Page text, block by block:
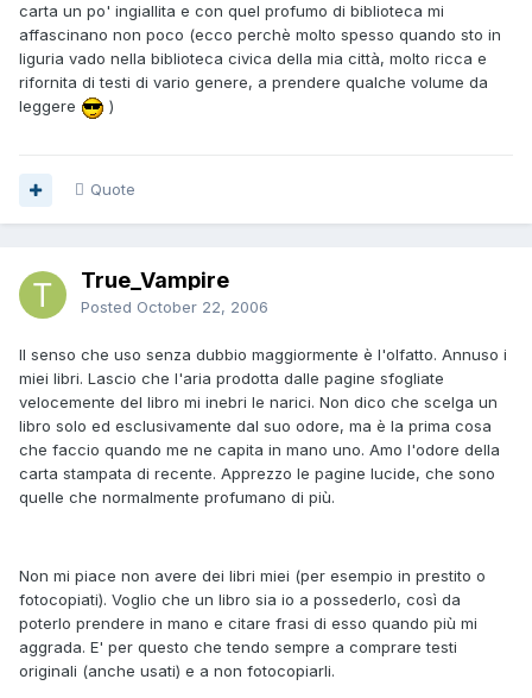
carta un po' ingiallita e con quel profumo di biblioteca mi
affascinano non poco (ecco perchè molto spesso quando sto in
liguria vado nella biblioteca civica della mia città, molto ricca e
rifornita di testi di vario genere, a prendere qualche volume da
leggere
)
Quote
True_Vampire
Posted October 22, 2006
Il senso che uso senza dubbio maggiormente è l'olfatto. Annuso i
miei libri. Lascio che l'aria prodotta dalle pagine sfogliate
velocemente del libro mi inebri le narici. Non dico che scelga un
libro solo ed esclusivamente dal suo odore, ma è la prima cosa
che faccio quando me ne capita in mano uno. Amo l'odore della
carta stampata di recente. Apprezzo le pagine lucide, che sono
quelle che normalmente profumano di più.
Non mi piace non avere dei libri miei (per esempio in prestito o
fotocopiati). Voglio che un libro sia io a possederlo, così da
poterlo prendere in mano e citare frasi di esso quando più mi
aggrada. E' per questo che tendo sempre a comprare testi
originali (anche usati) e a non fotocopiarli.